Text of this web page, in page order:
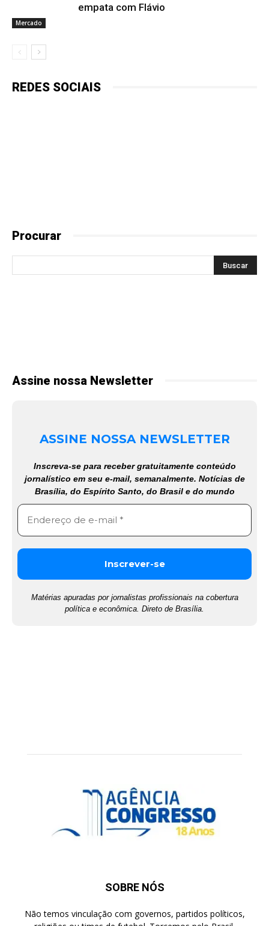
Mercado
empata com Flávio
REDES SOCIAIS
Procurar
Assine nossa Newsletter
ASSINE NOSSA NEWSLETTER
Inscreva-se para receber gratuitamente conteúdo
jornalístico em seu e-mail, semanalmente. Notícias de
Brasília, do Espírito Santo, do Brasil e do mundo
Matérias apuradas por jornalistas profissionais na cobertura
política e econômica. Direto de Brasília.
SOBRE NÓS
Não temos vinculação com governos, partidos políticos,